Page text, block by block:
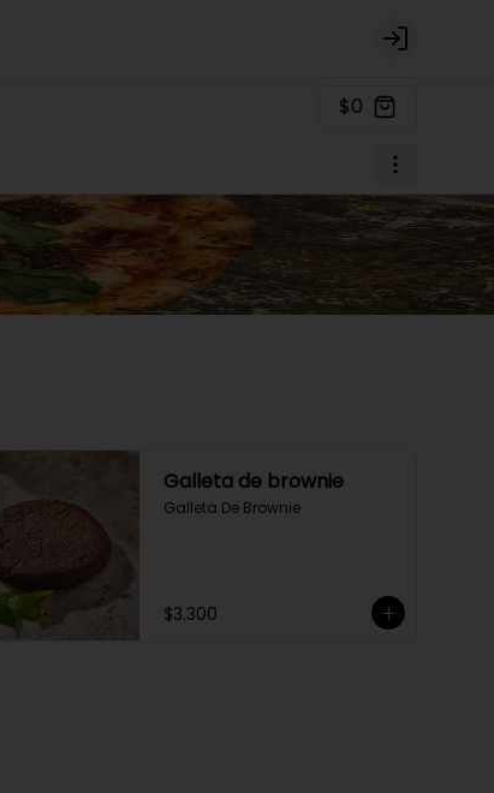
Login
$0
Galleta de brownie
Galleta De Brownie
$3.300